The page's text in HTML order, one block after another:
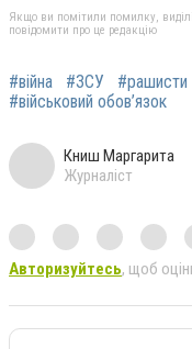
Якщо ви помітили помилку,
повідомити про це редакцію
#війна #ЗСУ #рашисти
#військовий обов’язок
Книш Маргарита
Журналіст
Авторизуйтесь, щоб